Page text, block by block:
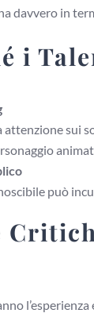
davvero in
i
sui
può